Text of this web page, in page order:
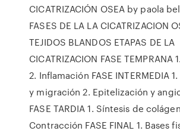
CICATRIZACIÓN OSEA by paola
FASES DE LA LA CICATRIZACION
TEJIDOS BLANDOS ETAPAS DE LA
CICATRIZACION FASE TEMPRANA
2. Inflamación FASE INTERMEDIA
y migración 2. Epitelización y
FASE TARDIA 1. Síntesis de
Contracción FASE FINAL 1. Bases